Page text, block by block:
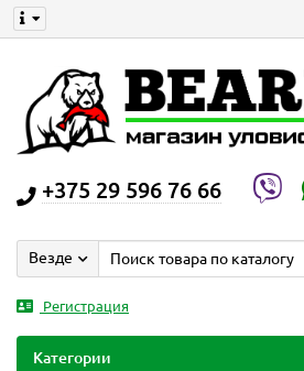
+375 29 596 76 66
Везде
Регистрация
Категории